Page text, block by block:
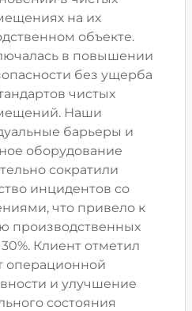
на их
объекте.
в повышении
без ущерба
чистых
Наши
барьеры и
оборудование
сократили
инцидентов со
что привело к
производственных
Клиент отметил
операционной
и улучшение
состояния